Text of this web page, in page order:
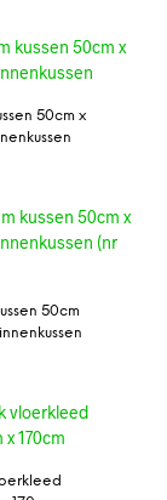
50cm x
50cm